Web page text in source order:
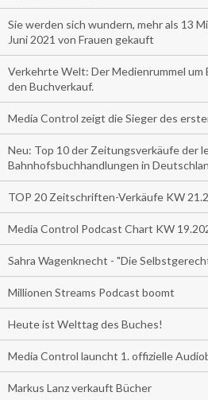
Sie werden sich wundern, mehr als 13
Juni 2021 von Frauen gekauft
Verkehrte Welt: Der Medienrummel um
den Buchverkauf.
Media Control zeigt die Sieger des
Neu: Top 10 der Zeitungsverkäufe der
Bahnhofsbuchhandlungen in
TOP 20 Zeitschriften-Verkäufe KW
Media Control Podcast Chart KW
Sahra Wagenknecht - "Die
Millionen Streams Podcast boomt
Heute ist Welttag des Buches!
Media Control launcht 1. offizielle
Markus Lanz verkauft Bücher